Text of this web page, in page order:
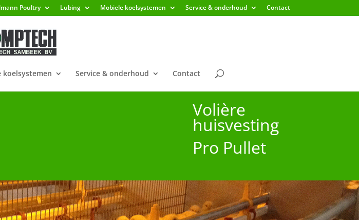
Poultry Lubing Mobiele koelsystemen Service & onderhoud Contact
koelsystemen Service & onderhoud Contact
Volière
huisvesting
Pro Pullet